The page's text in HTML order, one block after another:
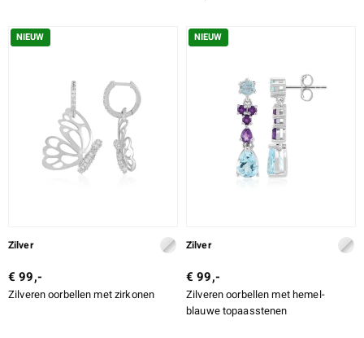
NIEUW
Zilver
€ 99,-
Zilveren oorbellen met zirkonen
NIEUW
Zilver
€ 99,-
Zilveren oorbellen met hemel-
blauwe topaasstenen